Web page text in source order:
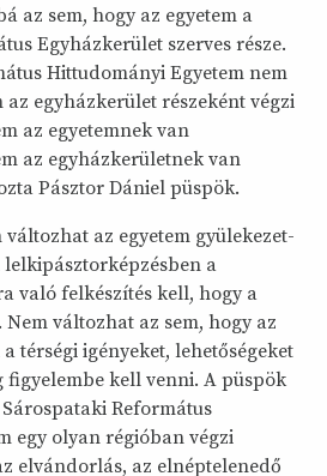
az sem, hogy az egyetem a
Egyházkerület szerves része.
Hittudományi Egyetem nem
egyházkerület részeként végzi
az egyetemnek van
az egyházkerületnek van
Pásztor Dániel püspök.
az egyetem gyülekezet-
a
való felkészítés kell, hogy a
változhat az sem, hogy az
térségi igényeket, lehetőségeket
figyelembe kell venni. A püspök
Református
egy olyan régióban végzi
elvándorlás, az elnéptelenedő